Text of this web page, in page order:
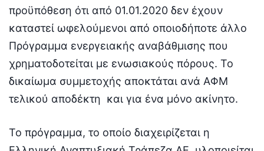
προϋπόθεση ότι από 01.01.2020 δεν έχουν
καταστεί ωφελούμενοι από οποιοδήποτε άλλο
Πρόγραμμα ενεργειακής αναβάθμισης που
χρηματοδοτείται με ενωσιακούς πόρους. Το
δικαίωμα συμμετοχής αποκτάται ανά ΑΦΜ
τελικού αποδέκτη και για ένα μόνο ακίνητο.
Το πρόγραμμα, το οποίο διαχειρίζεται η